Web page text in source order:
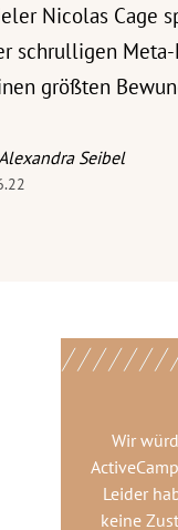
Nicolas Cage
schrulligen Meta-
größten
Seibel
Wir
Leider
keine